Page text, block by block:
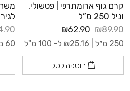
קרם גוף ארומתרפי | פטשולי,
וניל 250 מ”ל
₪89.90
₪62.90
250 מ״ל | ₪25.16 ל- 100 מ"ל
הוספה לסל
60 מ״ל |